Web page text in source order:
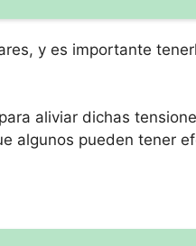
y es importante
aliviar dichas
algunos pueden tener